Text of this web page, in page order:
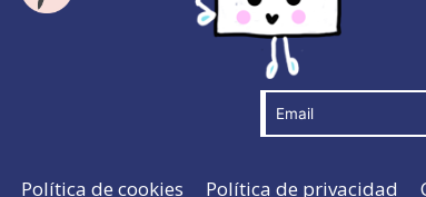
Política de cookies Política de privacidad